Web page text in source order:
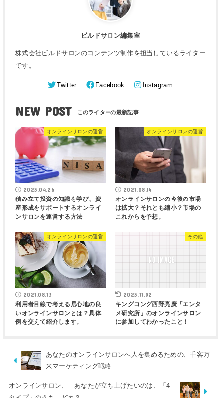
ビルドサロン編集室
株式会社ビルドサロンのコンテンツ制作を担当しているライター
です。
Twitter Facebook Instagram
NEW POST
オンラインサロンの運営
2023.04.26
積み立て投資の知識を学び、資
産形成をサポートするオンライ
ンサロンを運営する方法
オンラインサロンの運営
2021.08.14
オンラインサロンの今後の市場
は拡大？それとも縮小？市場の
これからを予想。
オンラインサロンの運営
2021.08.13
利用者目線で考える居心地の良
いオンラインサロンとは？具体
例を交えて紹介します。
その他
2023.11.02
キングコング西野亮廣「エンタ
メ研究所」のオンラインサロン
に参加してわかったこと！
あなたのオンラインサロンへ人を集めるための、千客万
来マーケティング戦略
オンラインサロン、 あなたが立ち上げたいのは、「4